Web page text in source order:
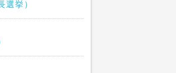
選挙）